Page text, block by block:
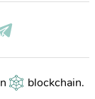
blockchain.